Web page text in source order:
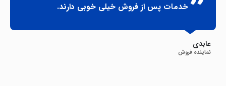
خدمات پس از فروش خیلی خوبی دارند.
عابدی
نماینده فروش